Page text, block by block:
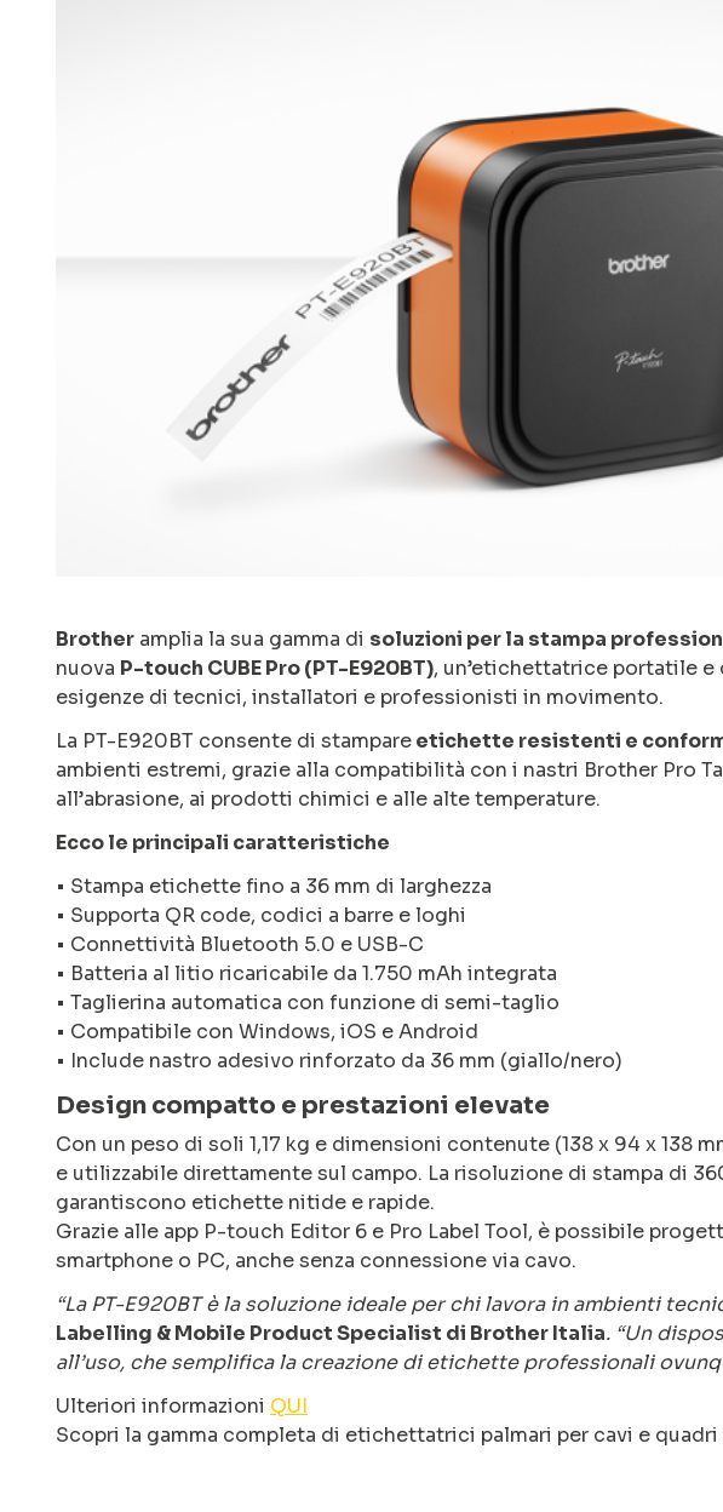
Brother amplia la sua gamma di soluzioni per la stampa
nuova P-touch CUBE Pro (PT-E920BT), un’etichettatrice portatile
esigenze di tecnici, installatori e professionisti in movimento.
La PT-E920BT consente di stampareetichette resistenti e
ambienti estremi, grazie alla compatibilità con i nastri Brother Pro
all’abrasione, ai prodotti chimici e alle alte temperature.
Ecco le principali caratteristiche
• Stampa etichette fino a 36 mm di larghezza
• Supporta QR code, codici a barre e loghi
• Connettività Bluetooth 5.0 e USB-C
• Batteria al litio ricaricabile da 1.750 mAh integrata
• Taglierina automatica con funzione di semi-taglio
• Compatibile con Windows, iOS e Android
• Include nastro adesivo rinforzato da 36 mm (giallo/nero)
Design compatto e prestazioni elevate
Con un peso di soli 1,17 kg e dimensioni contenute (138 x 94 x 138
e utilizzabile direttamente sul campo. La risoluzione di stampa di
garantiscono etichette nitide e rapide.
Grazie alle app P-touch Editor 6 e Pro Label Tool, è possibile
smartphone o PC, anche senza connessione via cavo.
“La PT-E920BT è la soluzione ideale per chi lavora in ambienti
Labelling & Mobile Product Specialist di Brother Italia. “Un
all’uso, che semplifica la creazione di etichette professionali
Ulteriori informazioni QUI
Scopri la gamma completa di etichettatrici palmari per cavi e